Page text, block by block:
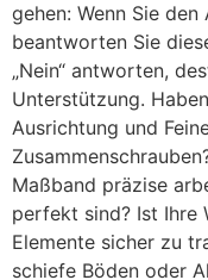
gehen: Wenn Sie
beantworten Sie
„Nein“ antworten,
Unterstützung.
Ausrichtung und
Maßband präzise
perfekt sind? Ist Ihre
Elemente sicher zu
schiefe Böden oder